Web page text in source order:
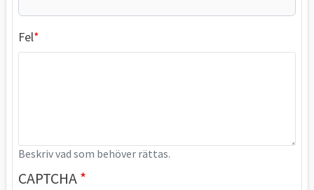
Fel
Beskriv vad som behöver rättas.
CAPTCHA